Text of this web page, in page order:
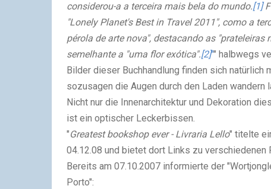
considerou-a a terceira mais bela do mundo.[1]
"Lonely Planet's Best in Travel 2011", como a
pérola de arte nova", destacando as
semelhante a "uma flor exótica".[2]"" halbwegs
Bilder dieser Buchhandlung finden sich natürlich
sozusagen die Augen durch den Laden wandern
Nicht nur die Innenarchitektur und Dekoration
ist ein optischer Leckerbissen.
"Greatest bookshop ever - Livraria Lello" titelte
04.12.08 und bietet dort Links zu verschiedenen
Bereits am 07.10.2007 informierte der
Porto":